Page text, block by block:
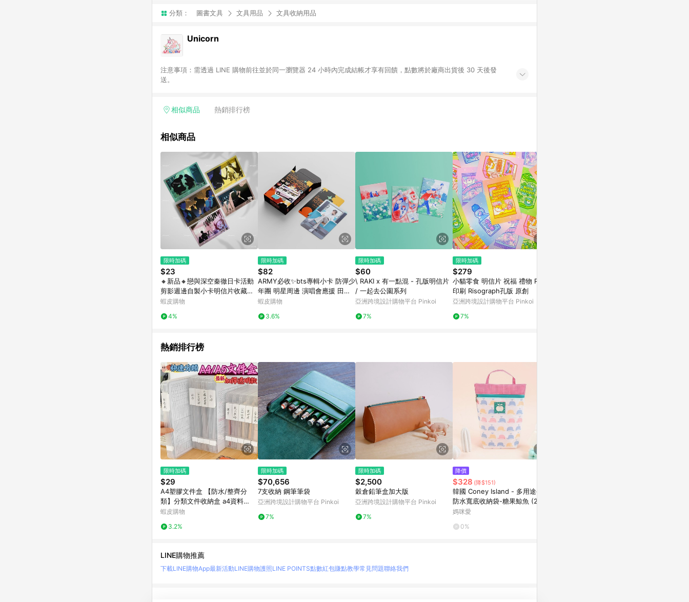
分類： 圖書文具 文具用品 文具收納用品
Unicorn
注意事項：需透過 LINE 購物前往並於同一瀏覽器 24 小時內完成結帳才享有回饋，點數將於廠商出貨後 30 天後發
送。
相似商品 熱銷排行榜
相似商品
限時加碼
$23
🔸新品🔸戀與深空秦徹日卡活動
剪影週邊自製小卡明信片收藏卡
拍照擺件裝飾
蝦皮購物
4%
限時加碼
$82
ARMY必收✨bts專輯小卡 防彈少
年團 明星周邊 演唱會應援 田柾
國 朴智旻 金泰亨 追星小物 生日
蝦皮購物
3.6%
限時加碼
$60
\ RAKI x 有一點混 - 孔版明信片
/ 一起去公園系列
亞洲跨境設計購物平台 Pinkoi
7%
限時加碼
$279
小貓零食 明信片 祝福 禮物 Riso
印刷 Risograph孔版 原創
亞洲跨境設計購物平台 Pinkoi
7%
熱銷排行榜
限時加碼
$29
A4塑膠文件盒 【防水/整齊分
類】分類文件收納盒 a4資料
盒 資料收納盒 a4文件盒 塑膠保
蝦皮購物
3.2%
限時加碼
$70,656
7支收納 鋼筆筆袋
亞洲跨境設計購物平台 Pinkoi
7%
限時加碼
$2,500
穀倉鉛筆盒加大版
亞洲跨境設計購物平台 Pinkoi
7%
降價
$328 (降$151)
韓國 Coney Island - 多用途手提
防水寬底收納袋-糖果鯨魚 (20.5
X25X7cm)
媽咪愛
0%
LINE購物推薦
下載LINE購物App最新活動LINE購物護照LINE POINTS點數紅包賺點教學常見問題聯絡我們